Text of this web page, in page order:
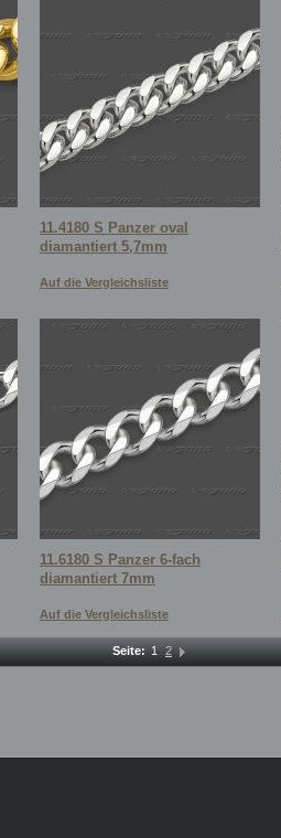
11.4180 S Panzer oval
diamantiert 5,7mm
Auf die Vergleichsliste
11.6180 S Panzer 6-fach
diamantiert 7mm
Auf die Vergleichsliste
Seite: 1 2